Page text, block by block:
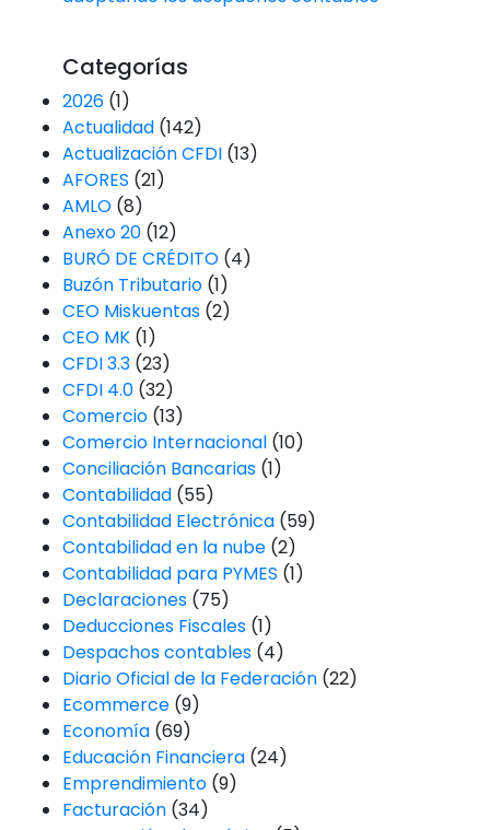
Categorías
2026(1)
Actualidad(142)
Actualización CFDI(13)
AFORES (21)
AMLO(8)
Anexo 20(12)
BURÓ DE CRÉDITO(4)
Buzón Tributario(1)
CEO Miskuentas(2)
CEO MK(1)
CFDI 3.3(23)
CFDI 4.0(32)
Comercio(13)
Comercio Internacional(10)
Conciliación Bancarias(1)
Contabilidad(55)
Contabilidad Electrónica(59)
Contabilidad en la nube(2)
Contabilidad para PYMES (1)
Declaraciones(75)
Deducciones Fiscales(1)
Despachos contables(4)
Diario Oficial de la Federación(22)
Ecommerce(9)
Economía(69)
Educación Financiera(24)
Emprendimiento(9)
Facturación(34)